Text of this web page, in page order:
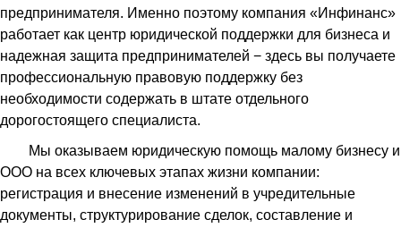
предпринимателя. Именно поэтому компания «Инфинанс»
работает как центр юридической поддержки для бизнеса и
надежная защита предпринимателей − здесь вы получаете
профессиональную правовую поддержку без
необходимости содержать в штате отдельного
дорогостоящего специалиста.
Мы оказываем юридическую помощь малому бизнесу и
ООО на всех ключевых этапах жизни компании:
регистрация и внесение изменений в учредительные
документы, структурирование сделок, составление и